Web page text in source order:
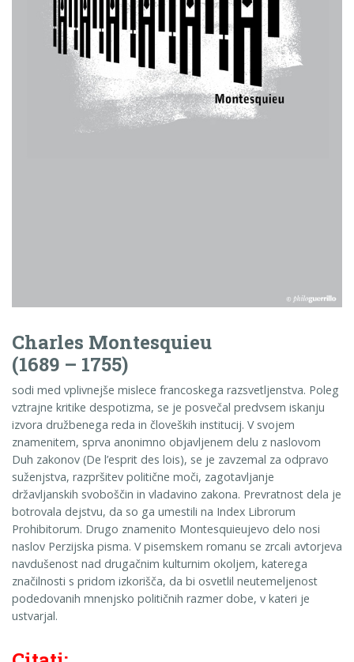
Charles Montesquieu
(1689 – 1755)
sodi med vplivnejše mislece francoskega razsvetljenstva. Poleg
vztrajne kritike despotizma, se je posvečal predvsem iskanju
izvora družbenega reda in človeških institucij. V svojem
znamenitem, sprva anonimno objavljenem delu z naslovom
Duh zakonov (De l’esprit des lois), se je zavzemal za odpravo
suženjstva, razpršitev politične moči, zagotavljanje
državljanskih svoboščin in vladavino zakona. Prevratnost dela je
botrovala dejstvu, da so ga umestili na Index Librorum
Prohibitorum. Drugo znamenito Montesquieujevo delo nosi
naslov Perzijska pisma. V pisemskem romanu se zrcali avtorjeva
navdušenost nad drugačnim kulturnim okoljem, katerega
značilnosti s pridom izkorišča, da bi osvetlil neutemeljenost
podedovanih mnenjsko političnih razmer dobe, v kateri je
ustvarjal.